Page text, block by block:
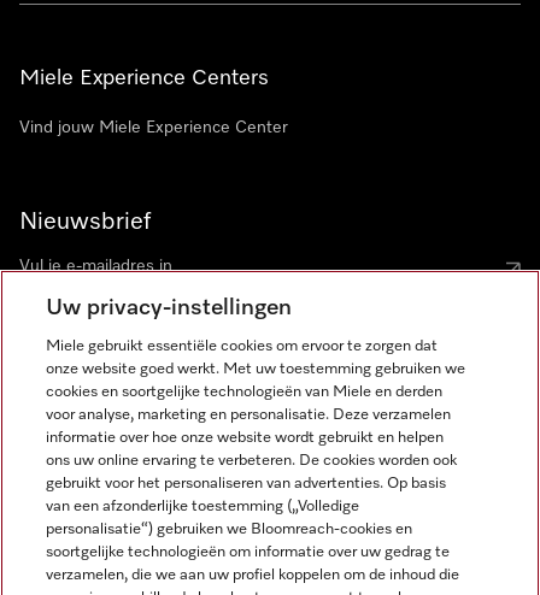
Miele Experience Centers
Vind jouw Miele Experience Center
Nieuwsbrief
Disclaimer
Miele op Instagram
Miele op Facebook
Miele op Youtube
Uw privacy-instellingen
Miele gebruikt essentiële cookies om ervoor te zorgen dat
onze website goed werkt. Met uw toestemming gebruiken we
cookies en soortgelijke technologieën van Miele en derden
voor analyse, marketing en personalisatie. Deze verzamelen
informatie over hoe onze website wordt gebruikt en helpen
ons uw online ervaring te verbeteren. De cookies worden ook
gebruikt voor het personaliseren van advertenties. Op basis
van een afzonderlijke toestemming („Volledige
personalisatie“) gebruiken we Bloomreach-cookies en
soortgelijke technologieën om informatie over uw gedrag te
verzamelen, die we aan uw profiel koppelen om de inhoud die